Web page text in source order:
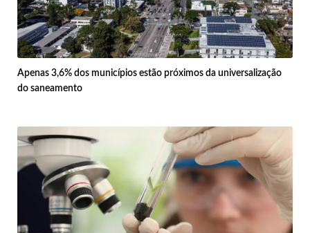
Apenas 3,6% dos municípios estão próximos da universalização
do saneamento